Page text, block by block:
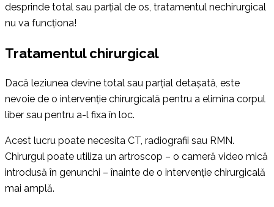
desprinde total sau parțial de os, tratamentul nechirurgical
nu va funcționa!
Tratamentul chirurgical
Dacă leziunea devine total sau parțial detașată, este
nevoie de o intervenție chirurgicală pentru a elimina corpul
liber sau pentru a-l fixa în loc.
Acest lucru poate necesita CT, radiografii sau RMN.
Chirurgul poate utiliza un artroscop – o cameră video mică
introdusă în genunchi – înainte de o intervenție chirurgicală
mai amplă.